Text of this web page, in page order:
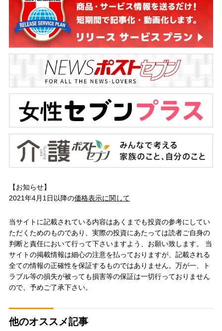
【お知らせ】
2021年4月1日以降の価格表示に関して
当サイトに記載されている内容はあくまでも投資の参考にしてい
ただくためのものであり、実際の投資にあたっては読者ご自身の
判断と責任において行って下さいますよう、お願い致します。 当
サイトの掲載情報は細心の注意を払っておりますが、記載される
全ての情報の正確性を保証するものではありません。万が一、ト
ラブル等の損失が被っても損害等の保証は一切行っておりません
ので、予めご了承下さい。
他のオススメ記事